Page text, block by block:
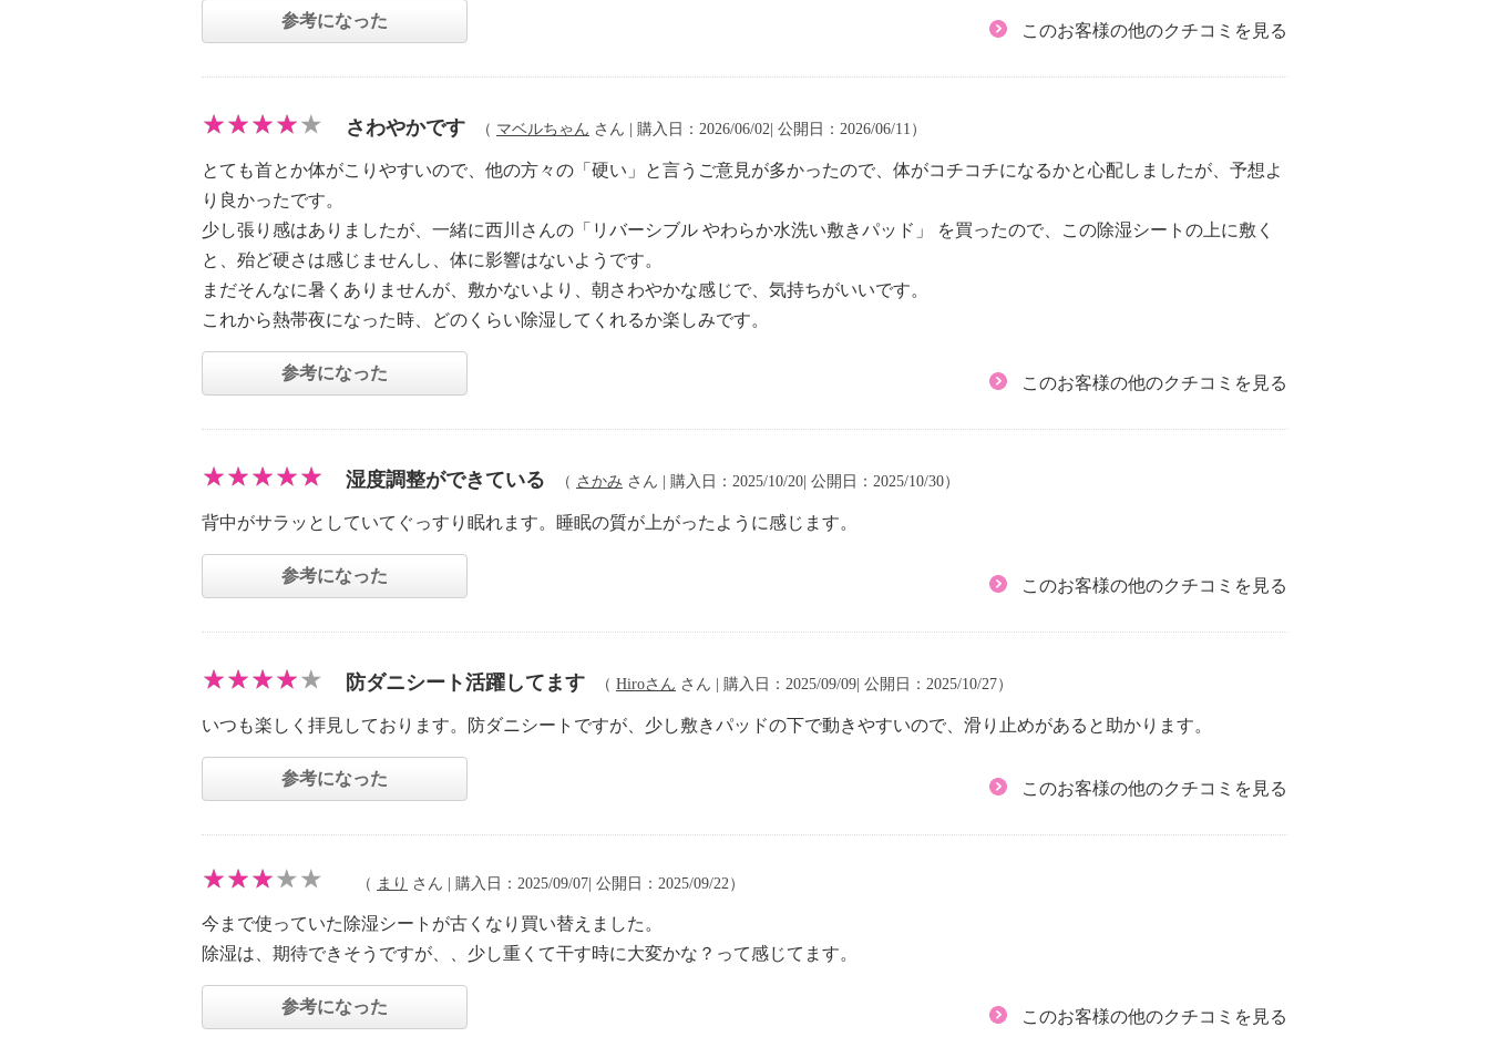
参考になった
このお客様の他のクチコミを見る
さわやかです （ マベルちゃん さん | 購入日：2026/06/02| 公開日：2026/06/11）
とても首とか体がこりやすいので、他の方々の「硬い」と言うご意見が多かったので、体がコチコチになるかと心配しましたが、予想よ
り良かったです。
少し張り感はありましたが、一緒に西川さんの「リバーシブル やわらか水洗い敷きパッド」 を買ったので、この除湿シートの上に敷く
と、殆ど硬さは感じませんし、体に影響はないようです。
まだそんなに暑くありませんが、敷かないより、朝さわやかな感じで、気持ちがいいです。
これから熱帯夜になった時、どのくらい除湿してくれるか楽しみです。
参考になった
このお客様の他のクチコミを見る
湿度調整ができている （ さかみ さん | 購入日：2025/10/20| 公開日：2025/10/30）
背中がサラッとしていてぐっすり眠れます。睡眠の質が上がったように感じます。
参考になった
このお客様の他のクチコミを見る
防ダニシート活躍してます （ Hiroさん さん | 購入日：2025/09/09| 公開日：2025/10/27）
いつも楽しく拝見しております。防ダニシートですが、少し敷きパッドの下で動きやすいので、滑り止めがあると助かります。
参考になった
このお客様の他のクチコミを見る
（ まり さん | 購入日：2025/09/07| 公開日：2025/09/22）
今まで使っていた除湿シートが古くなり買い替えました。
除湿は、期待できそうですが、、少し重くて干す時に大変かな？って感じてます。
参考になった
このお客様の他のクチコミを見る